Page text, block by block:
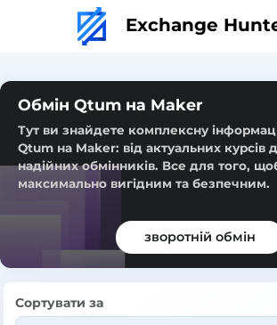
Exchange
Обмін Qtum на Maker
Тут ви знайдете комплексну
Qtum на Maker: від актуальних курсів
надійних обмінників. Все для того,
максимально вигідним та безпечним.
зворотній обмін
Сортувати за